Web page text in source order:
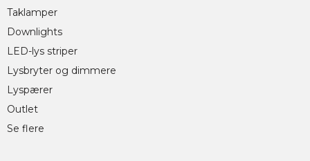
Taklamper
Downlights
LED-lys striper
Lysbryter og dimmere
Lyspærer
Outlet
Se flere